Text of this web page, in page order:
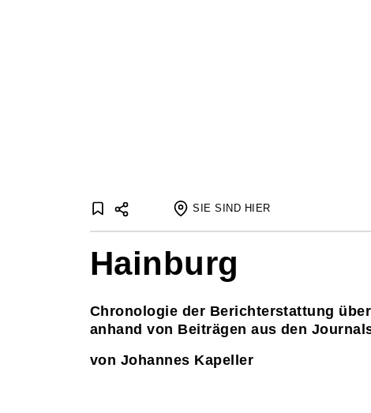
SIE SIND HIER
Startseite Journale
Hainburg
Chronologie der Berichterstattung
anhand von Beiträgen aus den
von Johannes Kapeller